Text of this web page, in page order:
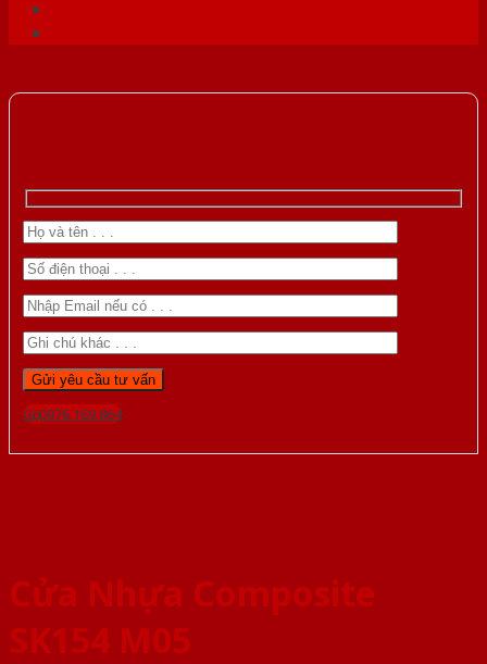
Gọi 0976.169.864
Cửa Nhựa Composite
SK154 M05